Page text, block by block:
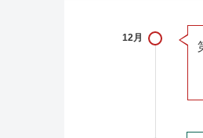
12月